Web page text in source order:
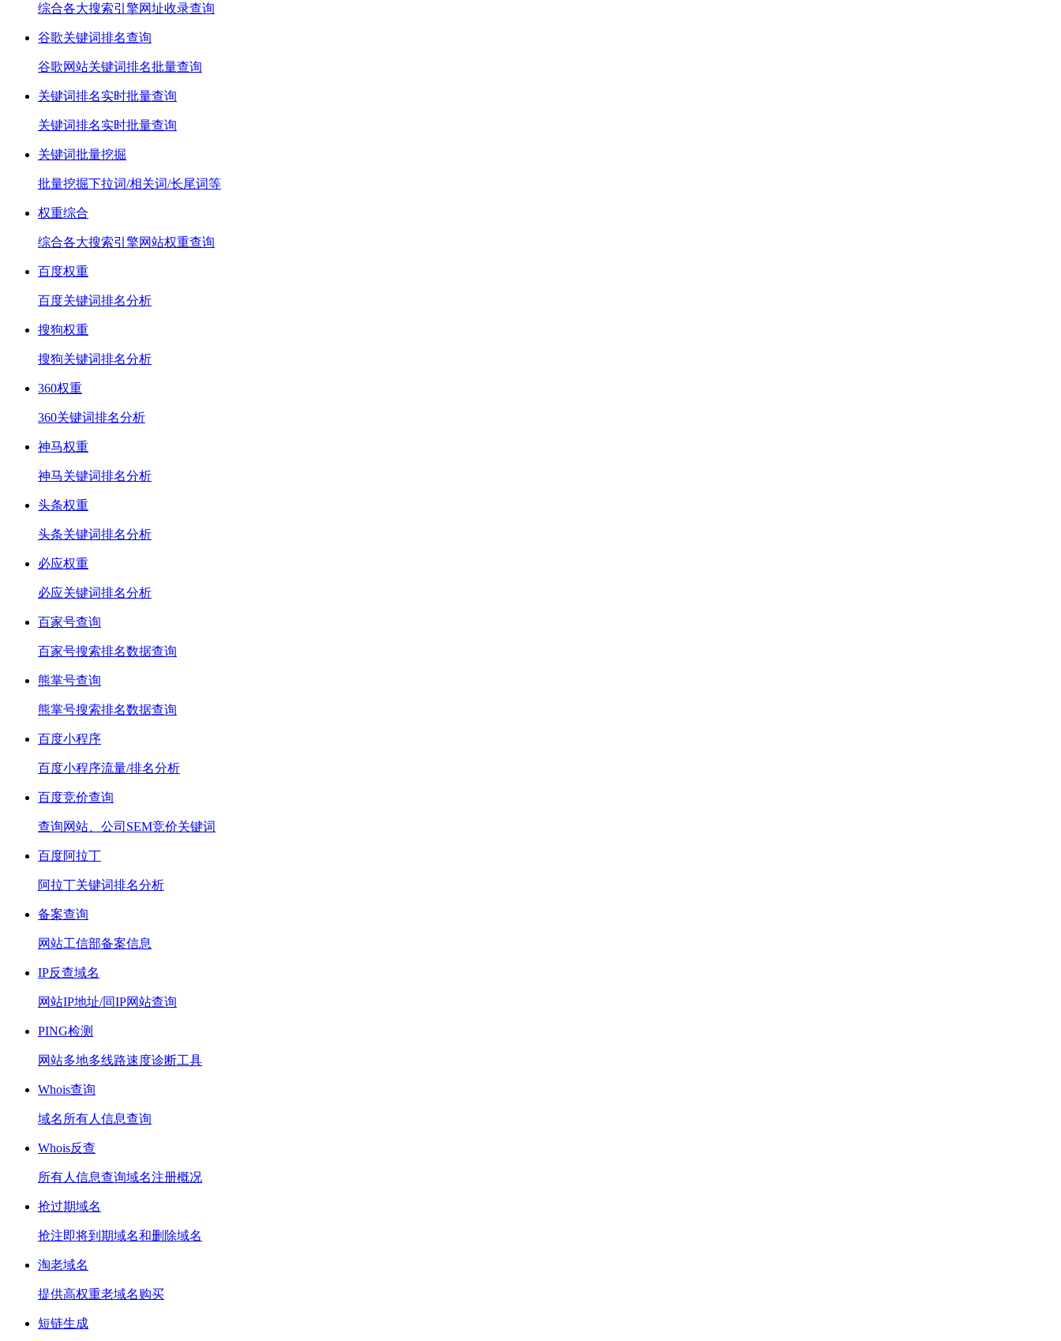
综合各大搜索引擎网址收录查询
谷歌关键词排名查询
谷歌网站关键词排名批量查询
关键词排名实时批量查询
关键词排名实时批量查询
关键词批量挖掘
批量挖掘下拉词/相关词/长尾词等
权重综合
综合各大搜索引擎网站权重查询
百度权重
百度关键词排名分析
搜狗权重
搜狗关键词排名分析
360权重
360关键词排名分析
神马权重
神马关键词排名分析
头条权重
头条关键词排名分析
必应权重
必应关键词排名分析
百家号查询
百家号搜索排名数据查询
熊掌号查询
熊掌号搜索排名数据查询
百度小程序
百度小程序流量/排名分析
百度竞价查询
查询网站、公司SEM竞价关键词
百度阿拉丁
阿拉丁关键词排名分析
备案查询
网站工信部备案信息
IP反查域名
网站IP地址/同IP网站查询
PING检测
网站多地多线路速度诊断工具
Whois查询
域名所有人信息查询
Whois反查
所有人信息查询域名注册概况
抢过期域名
抢注即将到期域名和删除域名
淘老域名
提供高权重老域名购买
短链生成